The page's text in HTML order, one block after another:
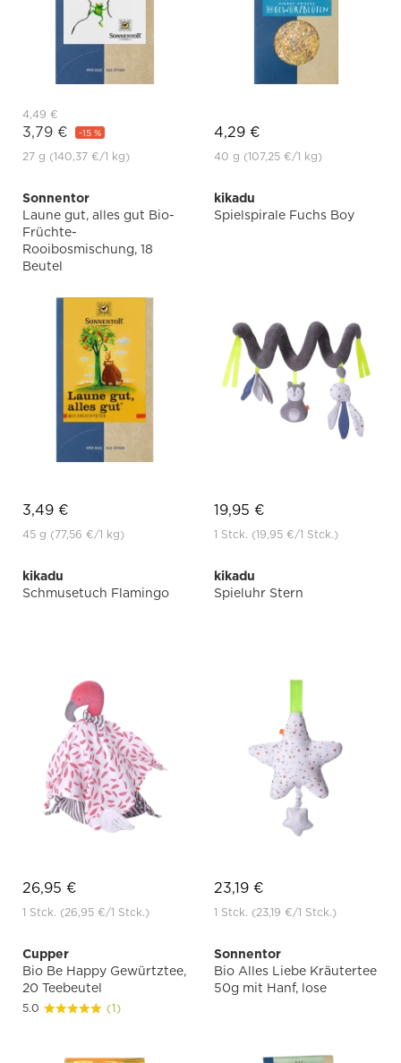
4,49 €
3,79 € -15 %
27 g (140,37 €/1 kg)
4,29 €
40 g (107,25 €/1 kg)
Sonnentor
Laune gut, alles gut Bio-
Früchte-
Rooibosmischung, 18
Beutel
3,49 €
45 g (77,56 €/1 kg)
kikadu
Spielspirale Fuchs Boy
19,95 €
1 Stck. (19,95 €/1 Stck.)
kikadu
Schmusetuch Flamingo
26,95 €
1 Stck. (26,95 €/1 Stck.)
kikadu
Spieluhr Stern
23,19 €
1 Stck. (23,19 €/1 Stck.)
Cupper
Bio Be Happy Gewürtztee,
20 Teebeutel
5.0 (1)
Sonnentor
Bio Alles Liebe Kräutertee
50g mit Hanf, lose